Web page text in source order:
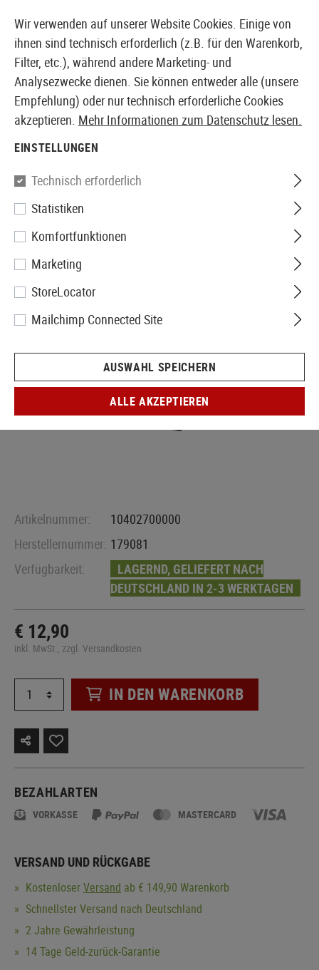
EUROPÄISCHER AIRSOFT SHOP & GROßHÄNDLER
Tokyo Marui
MP5 Magazine Clip
Artikelnummer:
10402700000
Herstellernummer: 179081
Verfügbarkeit:
LAGERND, GELIEFERT NACH
DEUTSCHLAND IN 2-3 WERKTAGEN
€ 12,90
inkl. MwSt., zzgl. Versandkosten
IN DEN WARENKORB
BEZAHLARTEN
VORKASSE MASTERCARD
VERSAND UND RÜCKGABE
KostenloserVersand ab € 149,90 Warenkorb
Schnellster Versand nach Deutschland
2 Jahre Gewährleistung
14 Tage Geld-zurück-Garantie
Wir verwenden auf unserer Website Cookies. Einige von
ihnen sind technisch erforderlich (z.B. für den Warenkorb,
Filter, etc.), während andere Marketing- und
Analysezwecke dienen. Sie können entweder alle (unsere
Empfehlung) oder nur technisch erforderliche Cookies
akzeptieren. Mehr Informationen zum Datenschutz lesen.
EINSTELLUNGEN
Technisch erforderlich
Statistiken
Komfortfunktionen
Marketing
StoreLocator
Mailchimp Connected Site
AUSWAHL SPEICHERN
ALLE AKZEPTIEREN